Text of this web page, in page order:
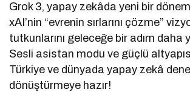
Grok 3, yapay zekâda yeni bir
xAI’nin “evrenin sırlarını çözme”
tutkunlarını geleceğe bir adım daha
Sesli asistan modu ve güçlü
Türkiye ve dünyada yapay zekâ
dönüştürmeye hazır!